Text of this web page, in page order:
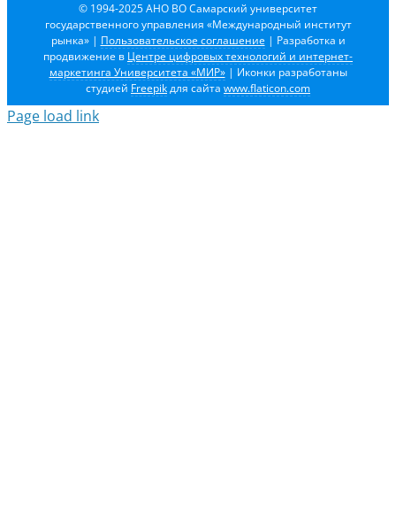
© 1994-2025 АНО ВО Самарский университет
государственного управления «Международный институт
рынка» | Пользовательское соглашение | Разработка и
продвижение в Центре цифровых технологий и интернет-
маркетинга Университета «МИР»| Иконки разработаны
студией Freepikдля сайта www.flaticon.com
Page load link